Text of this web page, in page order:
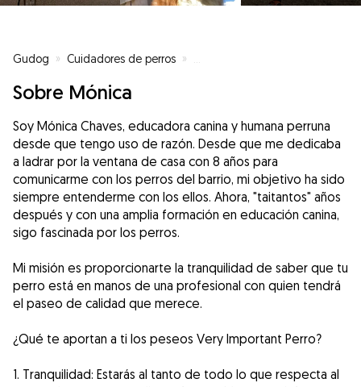
Gudog » Cuidadores de perros »
Sobre Mónica
Soy Mónica Chaves, educadora canina y humana perruna
desde que tengo uso de razón. Desde que me dedicaba
a ladrar por la ventana de casa con 8 años para
comunicarme con los perros del barrio, mi objetivo ha sido
siempre entenderme con los ellos. Ahora, "taitantos" años
después y con una amplia formación en educación canina,
sigo fascinada por los perros.
Mi misión es proporcionarte la tranquilidad de saber que tu
perro está en manos de una profesional con quien tendrá
el paseo de calidad que merece.
¿Qué te aportan a ti los peseos Very Important Perro?
1. Tranquilidad: Estarás al tanto de todo lo que respecta al